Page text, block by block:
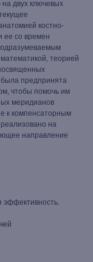
двух ключевых
костно-
ее со времен
теорией
предпринята
чтобы помочь им
меридианов
к компенсаторным
на
направление